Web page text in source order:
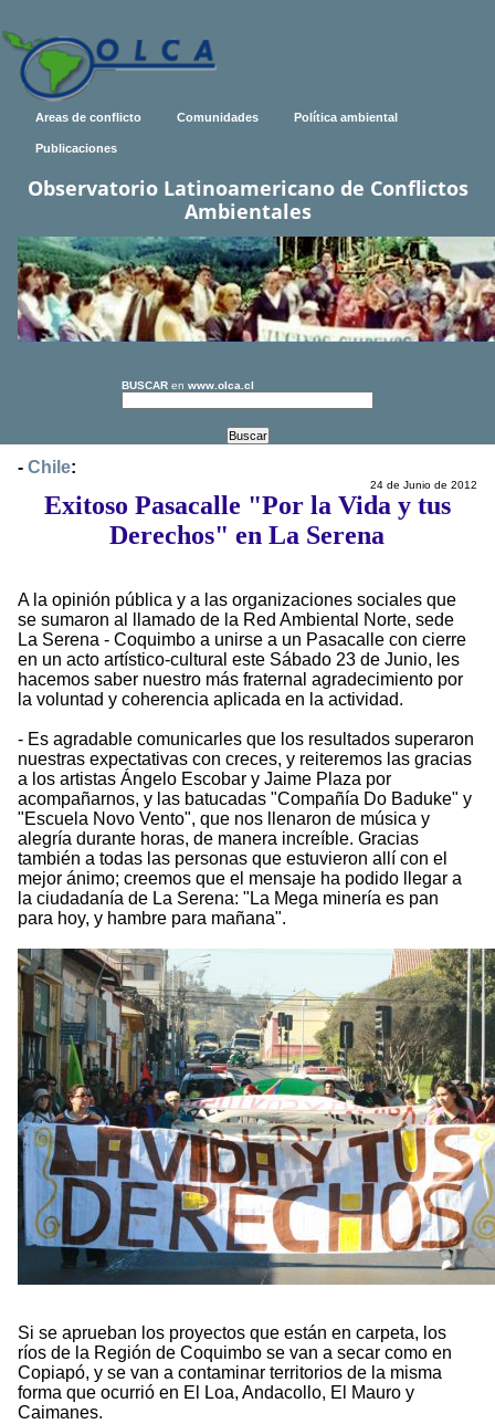
Areas de conflicto Comunidades Política ambiental
Publicaciones
Observatorio Latinoamericano de Conflictos
Ambientales
BUSCAR en www.olca.cl
- Chile:
24 de Junio de 2012
Exitoso Pasacalle "Por la Vida y tus
Derechos" en La Serena
A la opinión pública y a las organizaciones sociales que
se sumaron al llamado de la Red Ambiental Norte, sede
La Serena - Coquimbo a unirse a un Pasacalle con cierre
en un acto artístico-cultural este Sábado 23 de Junio, les
hacemos saber nuestro más fraternal agradecimiento por
la voluntad y coherencia aplicada en la actividad.
- Es agradable comunicarles que los resultados superaron
nuestras expectativas con creces, y reiteremos las gracias
a los artistas Ángelo Escobar y Jaime Plaza por
acompañarnos, y las batucadas "Compañía Do Baduke" y
"Escuela Novo Vento", que nos llenaron de música y
alegría durante horas, de manera increíble. Gracias
también a todas las personas que estuvieron allí con el
mejor ánimo; creemos que el mensaje ha podido llegar a
la ciudadanía de La Serena: "La Mega minería es pan
para hoy, y hambre para mañana".
Si se aprueban los proyectos que están en carpeta, los
ríos de la Región de Coquimbo se van a secar como en
Copiapó, y se van a contaminar territorios de la misma
forma que ocurrió en El Loa, Andacollo, El Mauro y
Caimanes.